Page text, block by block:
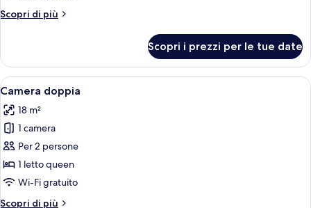
Scopri di più
Altri
singola
Scopri i prezzi per le tue date
Apri
tutte
le
foto
per
Camera
doppia
Una camera d'albergo con un letto,
6
Camera doppia
18 m²
1 camera
Per 2 persone
1 letto queen
Wi-Fi gratuito
Scopri di più
Altri